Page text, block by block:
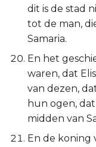
dit is de stad
tot de man,
Samaria.
En het
waren, dat
van dezen,
hun ogen,
midden van
En de koning